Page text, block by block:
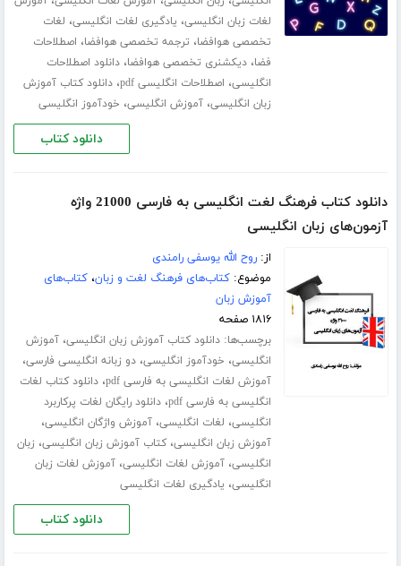
لغات زبان انگلیسی، یادگیری لغات انگلیسی، لغات
تخصصی هوافضا، ترجمه تخصصی هوافضا، اصطلاحات
فضا،دیکشنری تخصصی هوافضا،دانلود اصطلاحات
انگلیسی، اصطلاحات انگلیسی pdf ،دانلود کتاب آموزش
زبان انگلیسی،آموزش انگلیسی، خودآموز انگلیسی
دانلود کتاب
دانلود کتاب فرهنگ لغت انگلیسی به فارسی 21000 واژه
آزمون‌های زبان انگلیسی
از:روح الله یوسفی رامندی
موضوع:کتاب‌های فرهنگ لغت و زبان،کتاب‌های
آموزش زبان
۱۸۱۶ صفحه
برچسب‌ها:دانلود کتاب آموزش زبان انگلیسی،آموزش
انگلیسی، خودآموز انگلیسی،دو زبانه انگلیسی فارسی،
آموزش لغات انگلیسی به فارسی pdf ،دانلود کتاب لغات
انگلیسی به فارسی pdf
،دانلود رایگان لغات پرکاربرد
انگلیسی، لغات انگلیسی،آموزش واژگان انگلیسی،
آموزش زبان انگلیسی،کتاب آموزش زبان انگلیسی، زبان
انگلیسی،آموزش لغات انگلیسی،آموزش لغات زبان
انگلیسی، یادگیری لغات انگلیسی
دانلود کتاب